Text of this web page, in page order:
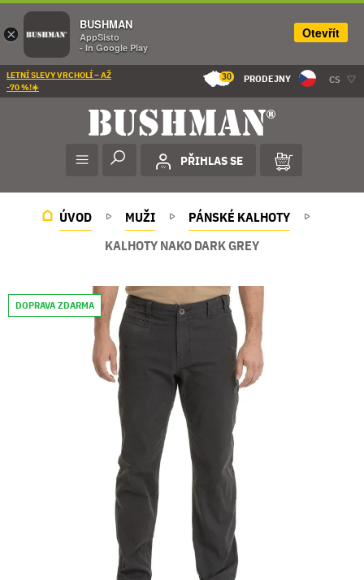
LETNÍ SLEVY VRCHOLÍ – AŽ
-70 %!☀️
30 PRODEJNY CS
PŘIHLAS SE
ÚVOD MUŽI
PÁNSKÉ KALHOTY
KALHOTY NAKO DARK GREY
DOPRAVA ZDARMA
×
BUSHMAN
AppSisto
- In Google Play
Otevřít